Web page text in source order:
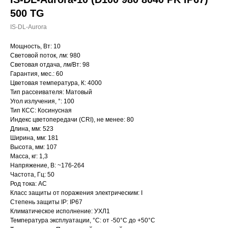
500 TG
IS-DL-Aurora
Мощность, Вт: 10
Световой поток, лм: 980
Световая отдача, лм/Вт: 98
Гарантия, мес.: 60
Цветовая температура, К: 4000
Тип рассеивателя: Матовый
Угол излучения, °: 100
Тип КСС: Косинусная
Индекс цветопередачи (CRI), не менее: 80
Длина, мм: 523
Ширина, мм: 181
Высота, мм: 107
Масса, кг: 1,3
Напряжение, В: ~176-264
Частота, Гц: 50
Род тока: AC
Класс защиты от поражения электрическим: I
Степень защиты IP: IP67
Климатическое исполнение: УХЛ1
Температура эксплуатации, °С: от -50°C до +50°C